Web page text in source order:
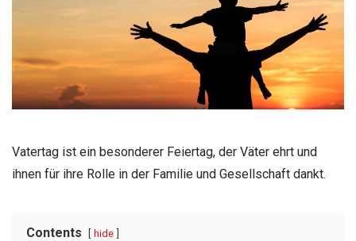
Vatertag ist ein besonderer Feiertag, der Väter ehrt und
ihnen für ihre Rolle in der Familie und Gesellschaft dankt.
Contents hide